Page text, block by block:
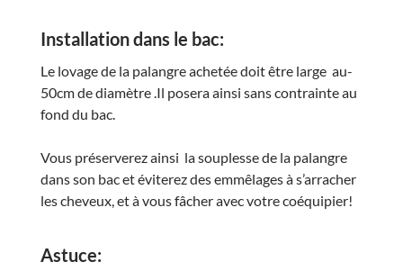
Installation dans le bac:
Le lovage de la palangre achetée doit être large au-
50cm de diamètre .Il posera ainsi sans contrainte au
fond du bac.
Vous préserverez ainsi la souplesse de la palangre
dans son bac et éviterez des emmêlages à s’arracher
les cheveux, et à vous fâcher avec votre coéquipier!
Astuce: